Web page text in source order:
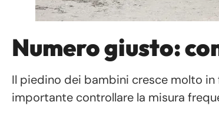
Numero giusto:
Il piedino dei bambini cresce molto
importante controllare la misura